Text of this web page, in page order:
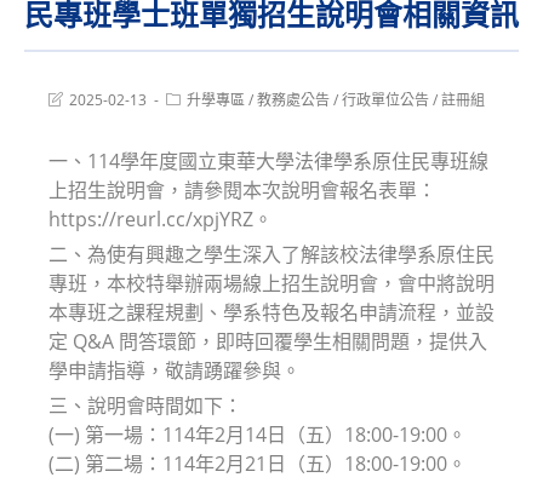
民專班學士班單獨招生說明會相關資訊
Post2025-02-13
Post升學專區/教務處公告/行政單位公告/註冊組
一、114學年度國立東華大學法律學系原住民專班線
上招生說明會，請參閱本次說明會報名表單：
https://reurl.cc/xpjYRZ。
二、為使有興趣之學生深入了解該校法律學系原住民
專班，本校特舉辦兩場線上招生說明會，會中將說明
本專班之課程規劃、學系特色及報名申請流程，並設
定 Q&A 問答環節，即時回覆學生相關問題，提供入
學申請指導，敬請踴躍參與。
三、說明會時間如下：
(一) 第一場：114年2月14日（五）18:00-19:00。
(二) 第二場：114年2月21日（五）18:00-19:00。